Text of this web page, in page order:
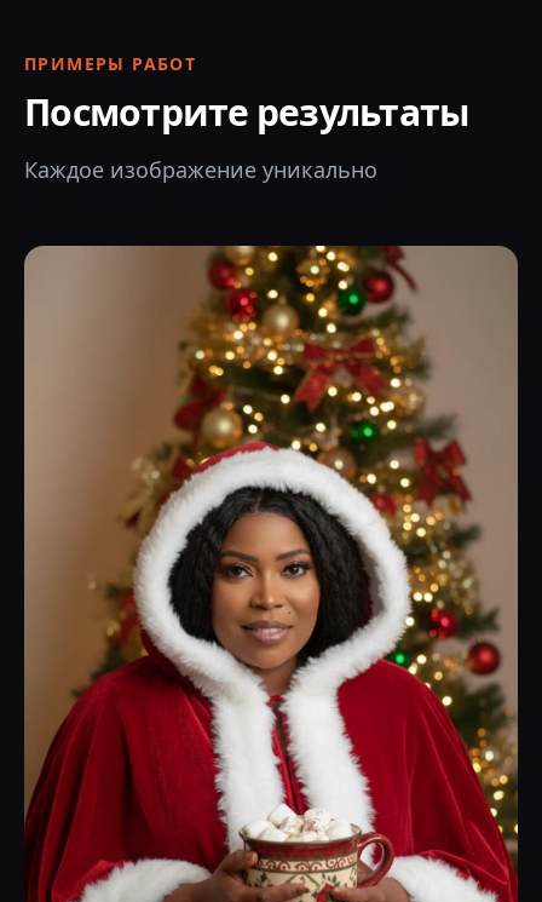
ПРИМЕРЫ РАБОТ
Посмотрите результаты
Каждое изображение уникально